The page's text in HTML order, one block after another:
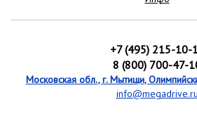
+7 (495) 215-10-
8 (800) 700-47-
Московская обл., г. Мытищи,
info@megadrive.ru